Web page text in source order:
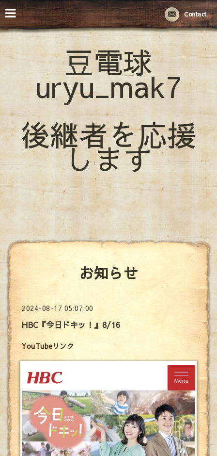
Contact
豆電球
uryu_mak7
後継者を応援
します
お知らせ
2024-08-17 05:07:00
HBC『今日ドキッ！』8/16
YouTubeリンク